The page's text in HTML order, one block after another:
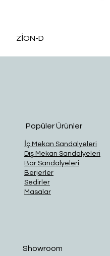
ZİON-D
Showroom
Popüler Ürünler
İç Mekan Sandalyeleri
Dış Mekan Sandalyeleri
Bar Sandalyeleri
Berjerler
Sedirler
Masalar